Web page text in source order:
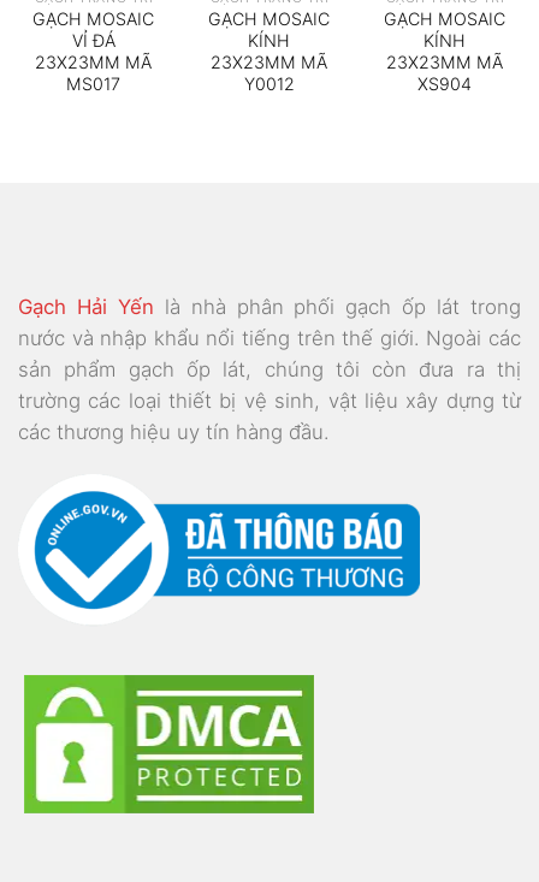
GẠCH MOSAIC
VỈ ĐÁ
23X23MM MÃ
MS017
GẠCH MOSAIC
KÍNH
23X23MM MÃ
Y0012
GẠCH MOSAIC
KÍNH
23X23MM MÃ
XS904
Gạch Hải Yến là nhà phân phối gạch ốp lát trong
nước và nhập khẩu nổi tiếng trên thế giới. Ngoài các
sản phẩm gạch ốp lát, chúng tôi còn đưa ra thị
trường các loại thiết bị vệ sinh, vật liệu xây dựng từ
các thương hiệu uy tín hàng đầu.